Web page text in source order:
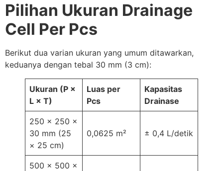
Pilihan Ukuran Drainage
Cell Per Pcs
Berikut dua varian ukuran yang umum ditawarkan,
keduanya dengan tebal 30 mm (3 cm):
Ukuran (P ×
L × T)
Luas per
Pcs
Kapasitas
Drainase
250 × 250 ×
30 mm (25
× 25 cm)
0,0625 m² ± 0,4 L/detik
500 × 500 ×